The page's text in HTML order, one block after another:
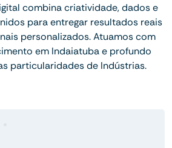
combina criatividade, dados e
para entregar resultados reais
personalizados. Atuamos com
em Indaiatuba e profundo
particularidades de Indústrias.